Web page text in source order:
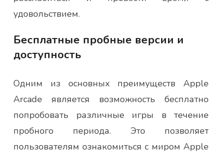
удовольствием.
Бесплатные пробные версии и
доступность
Одним из основных преимуществ Apple
Arcade является возможность бесплатно
попробовать различные игры в течение
пробного периода. Это позволяет
пользователям ознакомиться с миром Apple